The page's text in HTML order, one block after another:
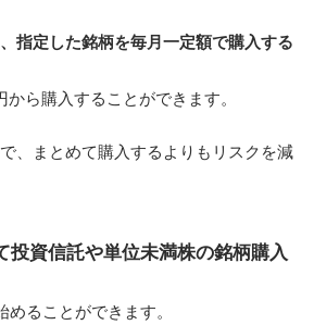
指定した銘柄を毎月一定額で購入する
ら購入することができます。
、まとめて購入するよりもリスクを減
投資信託や単位未満株の銘柄購入
めることができます。